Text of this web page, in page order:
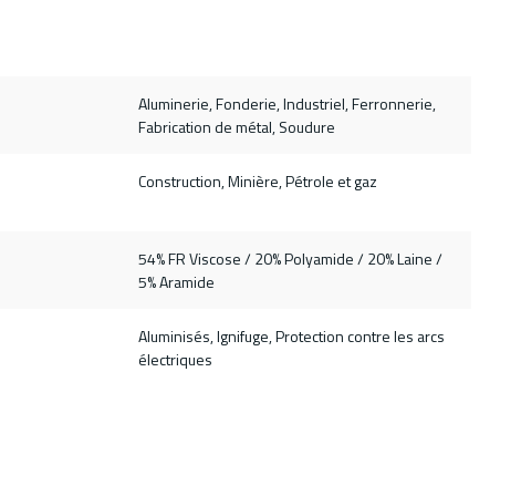
Aluminerie, Fonderie, Industriel, Ferronnerie,
Fabrication de métal, Soudure
Construction, Minière, Pétrole et gaz
54% FR Viscose / 20% Polyamide / 20% Laine /
5% Aramide
Aluminisés, Ignifuge, Protection contre les arcs
électriques